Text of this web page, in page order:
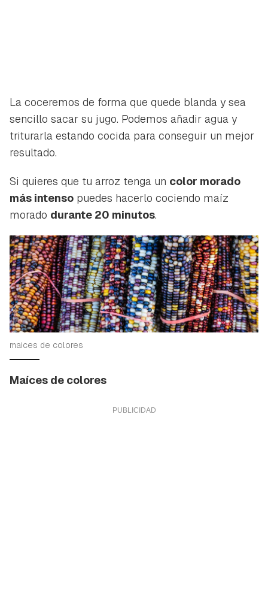
La coceremos de forma que quede blanda y sea
sencillo sacar su jugo. Podemos añadir agua y
triturarla estando cocida para conseguir un mejor
resultado.
Si quieres que tu arroz tenga un color morado
más intenso puedes hacerlo cociendo maíz
morado durante 20 minutos.
maices de colores
Maíces de colores